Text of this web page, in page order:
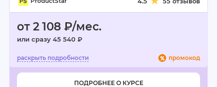
от 2 108 ₽/мес.
или сразу 45 540 ₽
промокод
ПОДРОБНЕЕ О КУРСЕ